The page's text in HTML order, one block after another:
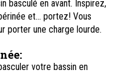
basculé en avant. Inspirez,
et... portez! Vous
porter une charge lourde.
votre bassin en